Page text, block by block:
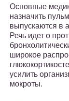
Основные
назначить
выпускаются в
Речь идет о
широкое
усилить
мокроты.